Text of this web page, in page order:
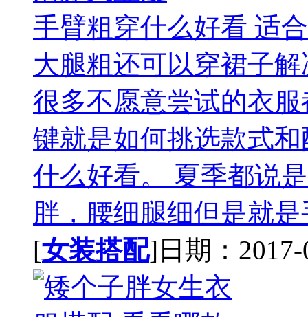
手臂粗穿什么好看 适
大腿粗还可以穿裙子
很多不愿意尝试的衣
键就是如何挑选款式
什么好看。 夏季都说
胖，腰细腿细但是就
[女装搭配]日期：2017-